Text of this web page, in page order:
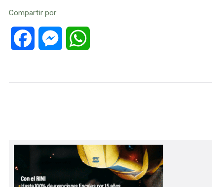
Compartir por
Facebook Messenger